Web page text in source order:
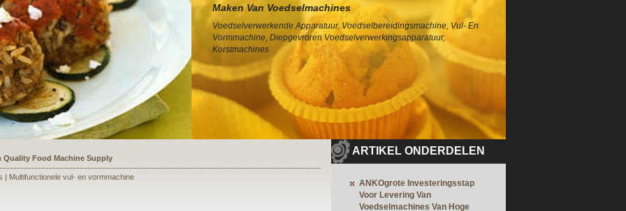
Maken Van Voedselmachines
Voedselverwerkende Apparatuur, Voedselbereidingsmachine, Vul- En
Vormmachine, Diepgevroren Voedselverwerkingsapparatuur,
Korstmachines
a Shoe Seller to Start a Food Business
| Multifunctionele vul- en vormmachine
ARTIKEL ONDERDELEN
ANKOgrote Investeringsstap
Voor Levering Van
Voedselmachines Van Hoge